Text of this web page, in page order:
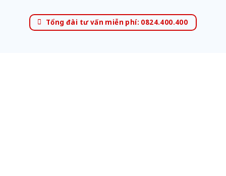
Tổng đài tư vấn miễn phí: 0824.400.400